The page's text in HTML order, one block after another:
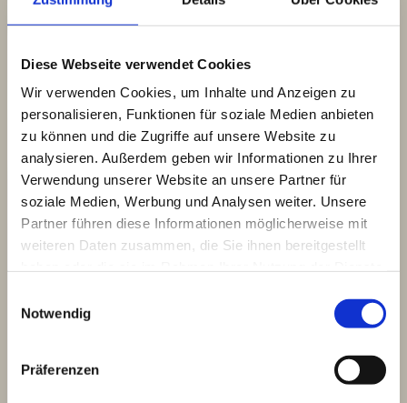
Diese Webseite verwendet Cookies
Wir verwenden Cookies, um Inhalte und Anzeigen zu
personalisieren, Funktionen für soziale Medien anbieten
zu können und die Zugriffe auf unsere Website zu
analysieren. Außerdem geben wir Informationen zu Ihrer
Verwendung unserer Website an unsere Partner für
soziale Medien, Werbung und Analysen weiter. Unsere
Partner führen diese Informationen möglicherweise mit
weiteren Daten zusammen, die Sie ihnen bereitgestellt
Notwendig
Präferenzen